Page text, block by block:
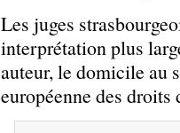
Les juges
interprétation plus
auteur, le domicile au
européenne des